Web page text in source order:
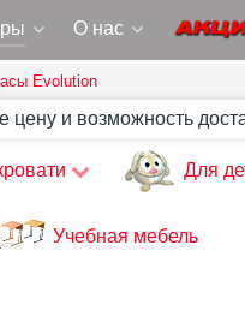
О нас
Evolution
цену и возможность
Для
Учебная мебель